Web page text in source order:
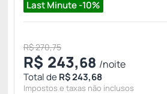
Last Minute -10%
R$ 270,75
R$ 243,68 /noite
Total deR$ 243,68
Impostos e taxas não inclusos